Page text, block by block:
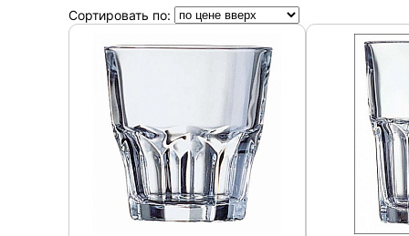
Сортировать по: